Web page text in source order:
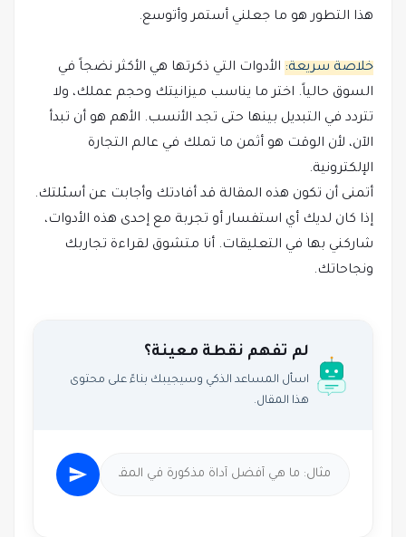
هذا التطور هو ما جعلني أستمر وأتوسع.
خلاصة سريعة: الأدوات التي ذكرتها هي الأكثر نضجاً في
السوق حالياً. اختر ما يناسب ميزانيتك وحجم عملك، ولا
تتردد في التبديل بينها حتى تجد الأنسب. الأهم هو أن تبدأ
الآن، لأن الوقت هو أثمن ما تملك في عالم التجارة
الإلكترونية.
أتمنى أن تكون هذه المقالة قد أفادتك وأجابت عن أسئلتك.
إذا كان لديك أي استفسار أو تجربة مع إحدى هذه الأدوات،
شاركني بها في التعليقات. أنا متشوق لقراءة تجاربك
ونجاحاتك.
لم تفهم نقطة معينة؟
اسأل المساعد الذكي وسيجيبك بناءً على محتوى
هذا المقال.